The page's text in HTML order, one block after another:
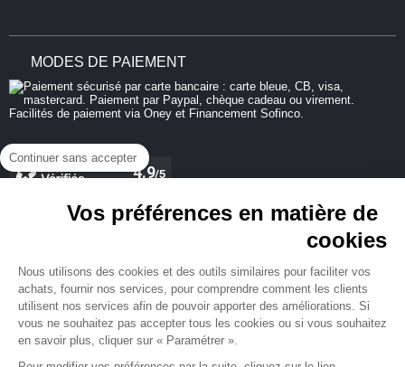
Continuer sans accepter
Vos préférences en matière de
cookies
Nous utilisons des cookies et des outils similaires pour faciliter vos
achats, fournir nos services, pour comprendre comment les clients
utilisent nos services afin de pouvoir apporter des améliorations. Si
vous ne souhaitez pas accepter tous les cookies ou si vous souhaitez
en savoir plus, cliquer sur « Paramétrer ».
MODES DE PAIEMENT
NEWSLETTER